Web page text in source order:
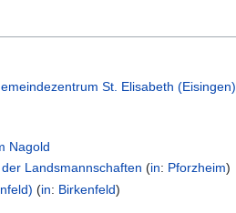
St. Elisabeth (Eisingen)
Nagold
Landsmannschaften (in: Pforzheim)
(in: Birkenfeld)